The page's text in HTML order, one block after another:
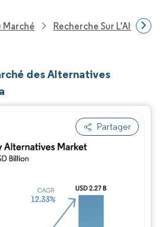
Marché Recherche Sur
des Alternatives
Partager